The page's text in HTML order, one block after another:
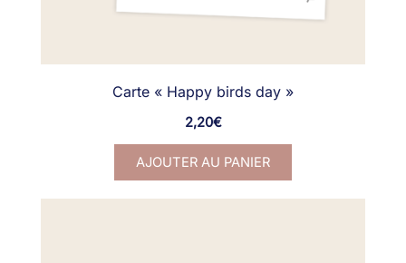
Carte « Happy birds day »
2,20€
AJOUTER AU PANIER